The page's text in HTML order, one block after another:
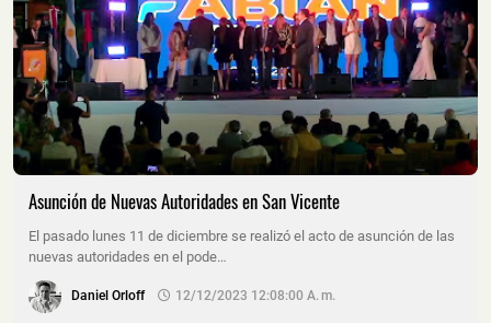
Asunción de Nuevas Autoridades en San Vicente
El pasado lunes 11 de diciembre se realizó el acto de asunción de las
nuevas autoridades en el pode…
Daniel Orloff 12/12/2023 12:08:00 A. M.